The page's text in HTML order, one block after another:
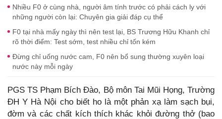
Nhiều F0 ở cùng nhà, người âm tính trước có phải cách ly với
những người còn lại: Chuyên gia giải đáp cụ thể
F0 tại nhà mấy ngày thì nên test lại, BS Trương Hữu Khanh chỉ
rõ thời điểm: Test sớm, test nhiều chỉ tốn kém
Đừng chỉ uống nước cam, F0 nên bổ sung thường xuyên loại
nước này mỗi ngày
PGS TS Phạm Bích Đào, Bộ môn Tai Mũi Họng, Trường
ĐH Y Hà Nội cho biết ho là một phản xạ làm sạch bụi,
đờm và các chất kích thích khác khỏi đường thở (bao